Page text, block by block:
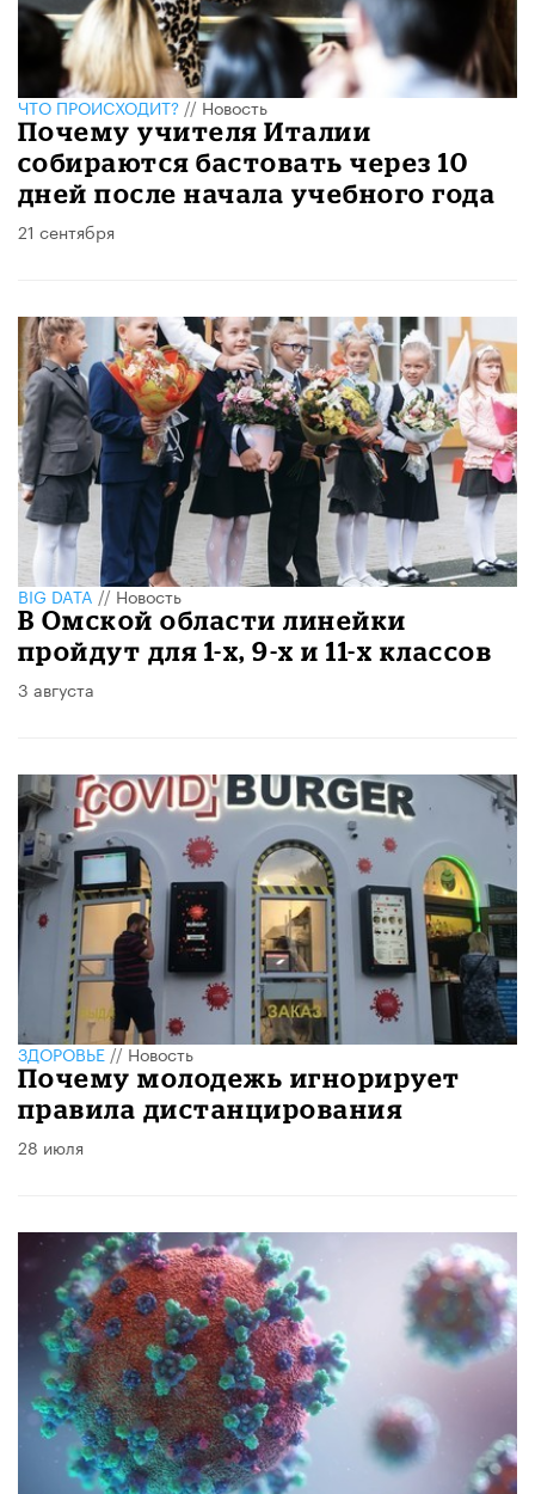
ЧТО ПРОИСХОДИТ?//Новость
Почему учителя Италии
собираются бастовать через 10
дней после начала учебного года
21 сентября
BIG DATA//Новость
В Омской области линейки
пройдут для 1-х, 9-х и 11-х классов
3 августа
ЗДОРОВЬЕ//Новость
Почему молодежь игнорирует
правила дистанцирования
28 июля